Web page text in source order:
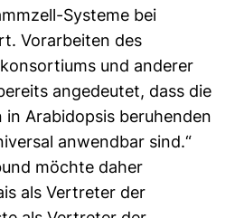
Systeme bei
Vorarbeiten des
und anderer
angedeutet, dass die
Arabidopsis beruhenden
anwendbar sind.“
möchte daher
als Vertreter der